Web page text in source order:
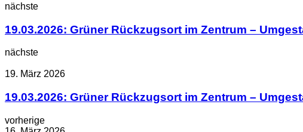
nächste
19.03.2026: Grüner Rückzugsort im Zentrum –
nächste
19. März 2026
19.03.2026: Grüner Rückzugsort im Zentrum –
vorherige